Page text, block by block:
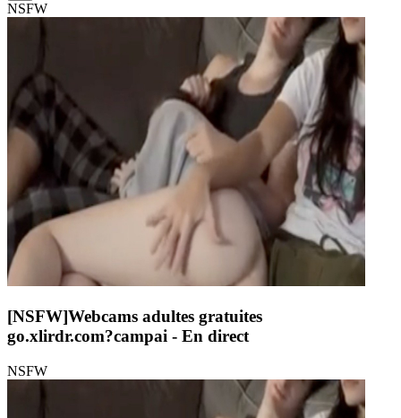
NSFW
[NSFW]Webcams adultes gratuites
go.xlirdr.com?campai - En direct
NSFW